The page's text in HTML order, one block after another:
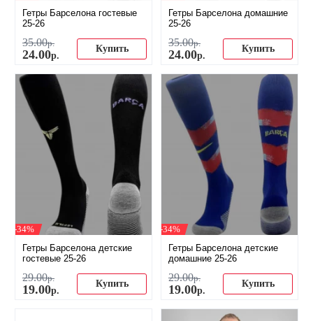
Гетры Барселона гостевые
25-26
35.00р.
24.00р.
Купить
Гетры Барселона домашние
25-26
35.00р.
24.00р.
Купить
-34%
Гетры Барселона детские
гостевые 25-26
29.00р.
19.00р.
Купить
-34%
Гетры Барселона детские
домашние 25-26
29.00р.
19.00р.
Купить